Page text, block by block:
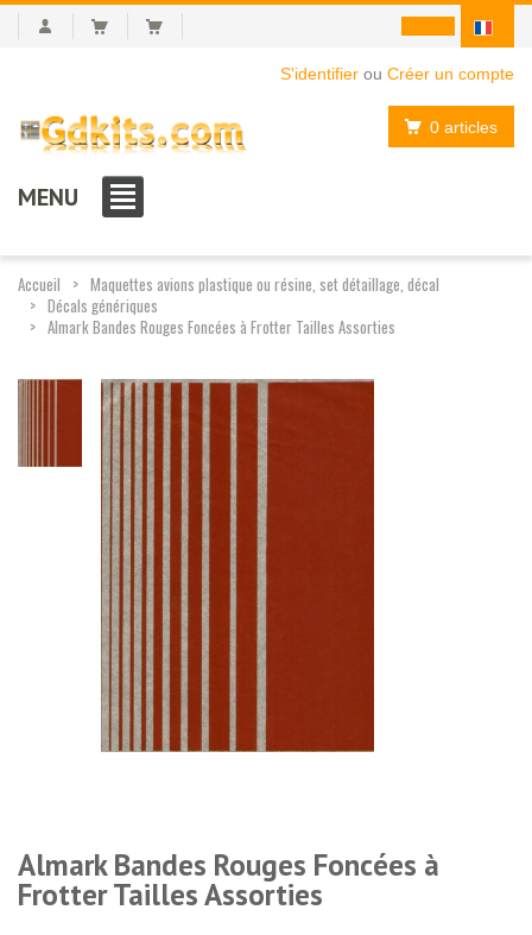
S'identifier ou Créer un compte
0 articles
MENU
Accueil
Maquettes avions plastique ou résine, set détaillage, décal
Décals génériques
Almark Bandes Rouges Foncées à Frotter Tailles Assorties
Almark Bandes Rouges Foncées à
Frotter Tailles Assorties